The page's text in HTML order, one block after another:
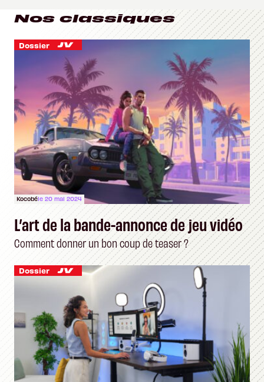
Nos classiques
Dossier
Kocobéle 20 mai 2024
L’art de la bande-annonce de jeu vidéo
Comment donner un bon coup de teaser ?
Dossier